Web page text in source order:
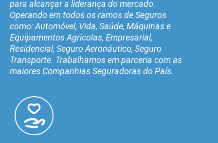
para alcançar a liderança do mercado.
Operando em todos os ramos de Seguros
como: Automóvel, Vida, Saúde, Máquinas e
Equipamentos Agrícolas, Empresarial,
Residencial, Seguro Aeronáutico, Seguro
Transporte. Trabalhamos em parceria com as
maiores Companhias Seguradoras do País.